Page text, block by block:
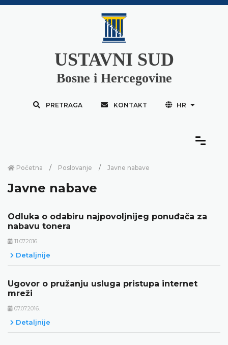
USTAVNI SUD
Bosne i Hercegovine
PRETRAGA KONTAKT HR
Početna Poslovanje Javne nabave
Javne nabave
Odluka o odabiru najpovoljnijeg ponuđača za
nabavu tonera
11.07.2016.
Detaljnije
Ugovor o pružanju usluga pristupa internet
mreži
07.07.2016.
Detaljnije